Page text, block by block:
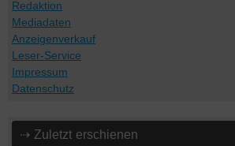
Redaktion
Mediadaten
Anzeigenverkauf
Leser-Service
Impressum
Datenschutz
⇢ Zuletzt erschienen